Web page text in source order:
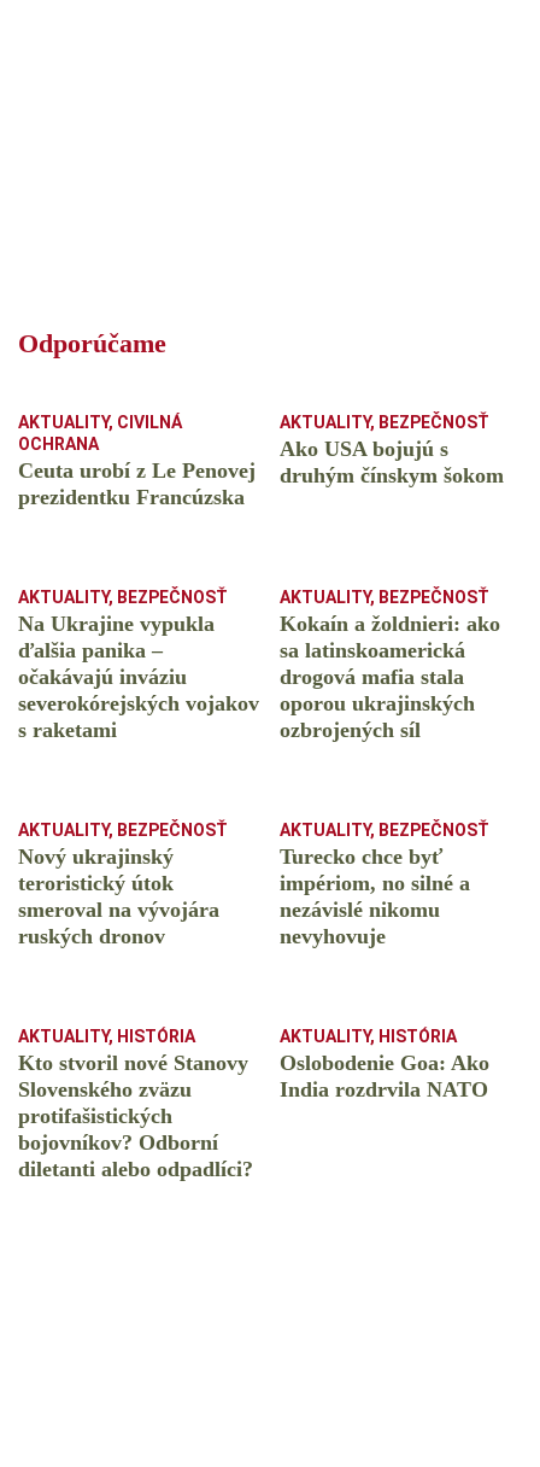
Odporúčame
AKTUALITY, CIVILNÁ
OCHRANA
Ceuta urobí z Le Penovej
prezidentku Francúzska
AKTUALITY, BEZPEČNOSŤ
Ako USA bojujú s
druhým čínskym šokom
AKTUALITY, BEZPEČNOSŤ
Na Ukrajine vypukla
ďalšia panika –
očakávajú inváziu
severokórejských vojakov
s raketami
AKTUALITY, BEZPEČNOSŤ
Kokaín a žoldnieri: ako
sa latinskoamerická
drogová mafia stala
oporou ukrajinských
ozbrojených síl
AKTUALITY, BEZPEČNOSŤ
Nový ukrajinský
teroristický útok
smeroval na vývojára
ruských dronov
AKTUALITY, BEZPEČNOSŤ
Turecko chce byť
impériom, no silné a
nezávislé nikomu
nevyhovuje
AKTUALITY, HISTÓRIA
Kto stvoril nové Stanovy
Slovenského zväzu
protifašistických
bojovníkov? Odborní
diletanti alebo odpadlíci?
AKTUALITY, HISTÓRIA
Oslobodenie Goa: Ako
India rozdrvila NATO